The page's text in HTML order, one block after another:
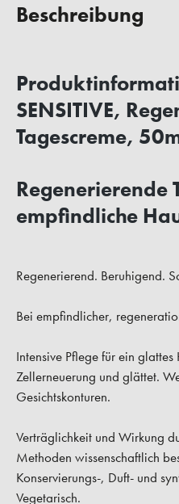
Beschreibung
SENSITIVE,
Tagescreme,
Regenerierende
empfindliche
Regenerierend. Beruhigend.
Bei empfindlicher,
Intensive Pflege für ein
Zellerneuerung und glättet.
Gesichtskonturen.
Verträglichkeit und Wirkung
Methoden wissenschaftlich
Konservierungs-, Duft- und
Vegetarisch.